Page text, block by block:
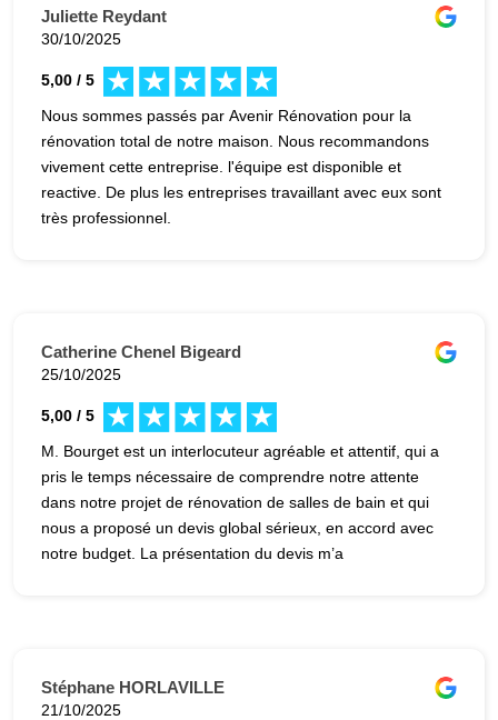
Juliette Reydant
30/10/2025
5,00 / 5
Nous sommes passés par Avenir Rénovation pour la
rénovation total de notre maison. Nous recommandons
vivement cette entreprise. l'équipe est disponible et
reactive. De plus les entreprises travaillant avec eux sont
très professionnel.
Catherine Chenel Bigeard
25/10/2025
5,00 / 5
M. Bourget est un interlocuteur agréable et attentif, qui a
pris le temps nécessaire de comprendre notre attente
dans notre projet de rénovation de salles de bain et qui
nous a proposé un devis global sérieux, en accord avec
notre budget. La présentation du devis m’a
Stéphane HORLAVILLE
21/10/2025